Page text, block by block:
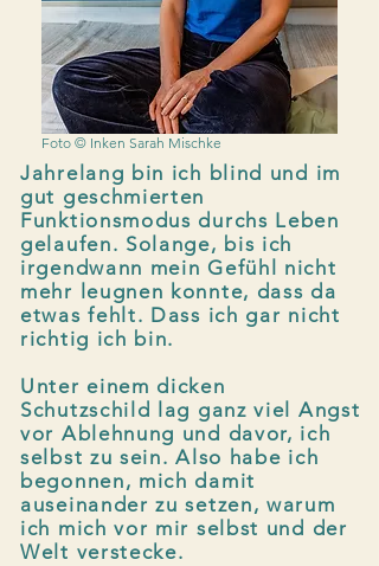
Foto © Inken Sarah Mischke
Jahrelang bin ich blind und im
gut geschmierten
Funktionsmodus durchs Leben
gelaufen. Solange, bis ich
irgendwann mein Gefühl nicht
mehr leugnen konnte, dass da
etwas fehlt. Dass ich gar nicht
richtig ich bin.
Unter einem dicken
Schutzschild lag ganz viel Angst
vor Ablehnung und davor, ich
selbst zu sein. Also habe ich
begonnen, mich damit
auseinander zu setzen, warum
ich mich vor mir selbst und der
Welt verstecke.